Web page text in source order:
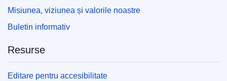
Misiunea, viziunea și valorile noastre
Buletin informativ
Resurse
Editare pentru accesibilitate